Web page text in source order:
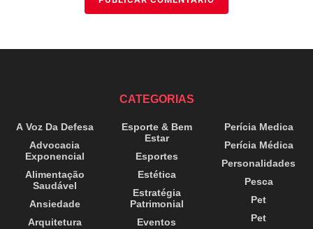
CATEGORIAS
A Voz Da Defesa
Advocacia
Exponencial
Alimentação
Saudável
Ansiedade
Arquitetura
Esporte & Bem
Estar
Esportes
Estética
Estratégia
Patrimonial
Eventos
Perícia Medica
Perícia Médica
Personalidades
Pesca
Pet
Pet